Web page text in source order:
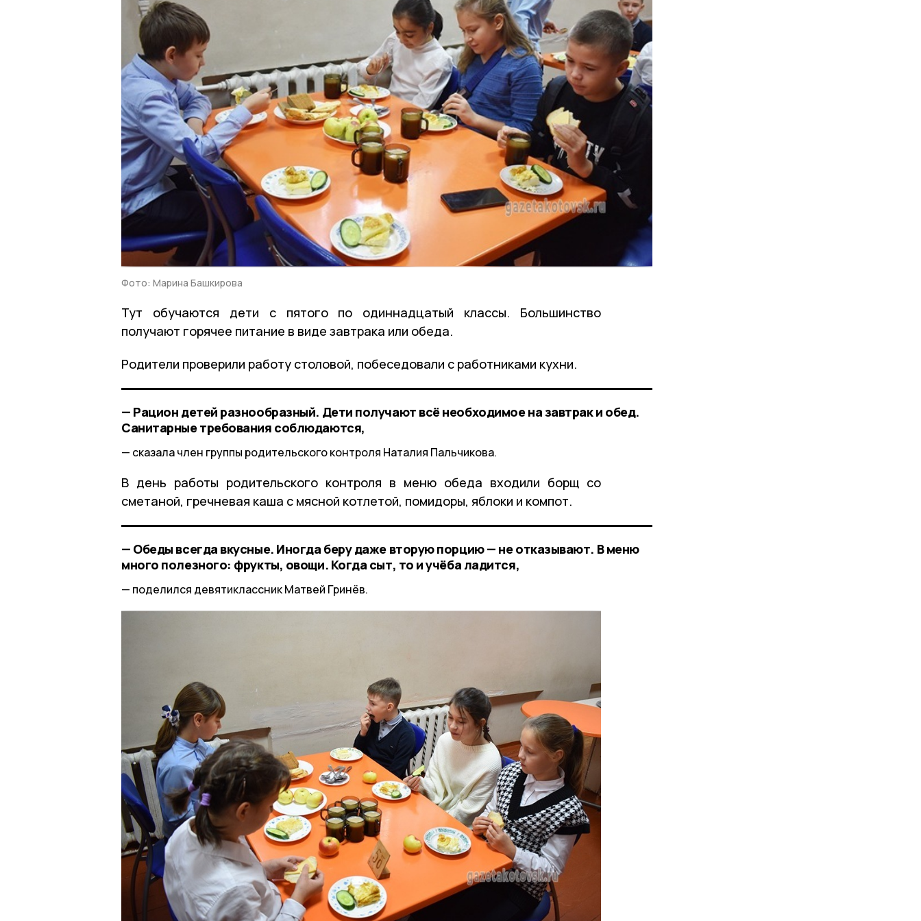
Фото: Марина Башкирова
Тут обучаются дети с пятого по одиннадцатый классы. Большинство
получают горячее питание в виде завтрака или обеда.
Родители проверили работу столовой, побеседовали с работниками кухни.
— Рацион детей разнообразный. Дети получают всё необходимое на завтрак и обед.
Санитарные требования соблюдаются,
сказала член группы родительского контроля Наталия Пальчикова.
В день работы родительского контроля в меню обеда входили борщ со
сметаной, гречневая каша с мясной котлетой, помидоры, яблоки и компот.
— Обеды всегда вкусные. Иногда беру даже вторую порцию — не отказывают. В меню
много полезного: фрукты, овощи. Когда сыт, то и учёба ладится,
поделился девятиклассник Матвей Гринёв.